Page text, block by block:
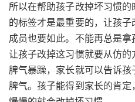
所以在帮助孩子改掉坏习惯
的标签才是最重要的，让孩
成员也要如此。不能再总是
让孩子改掉这习惯就要从仿
脾气暴躁，家长就可以告诉
脾气。孩子能得到家长的肯定